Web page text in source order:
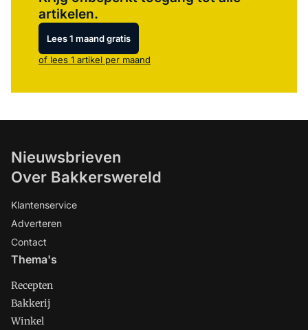
artikelen.
Lees 1 maand gratis
of lees 1 artikel per maand
Nieuwsbrieven
Over Bakkerswereld
Klantenservice
Adverteren
Contact
Thema's
Recepten
Bakkerij
Winkel